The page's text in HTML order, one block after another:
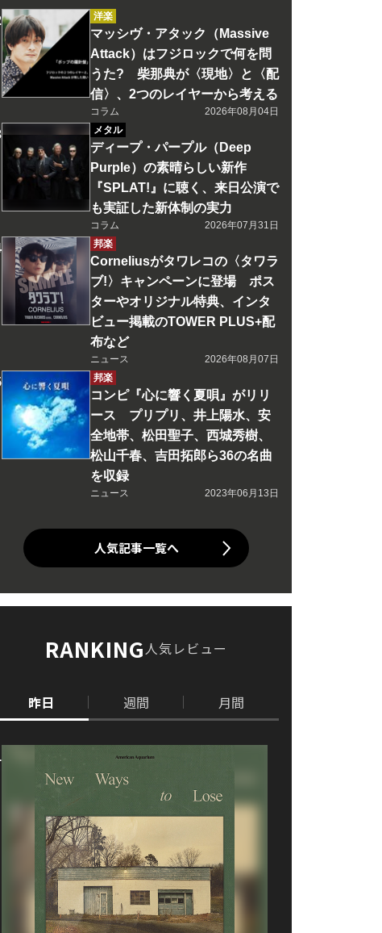
洋楽
マッシヴ・アタック（Massive
Attack）はフジロックで何を問
うた? 柴那典が〈現地〉と〈配
信〉、2つのレイヤーから考える
コラム
2026年08月04日
メタル
ディープ・パープル（Deep
Purple）の素晴らしい新作
『SPLAT!』に聴く、来日公演で
も実証した新体制の実力
コラム
2026年07月31日
邦楽
Corneliusがタワレコの〈タワラ
ブ!〉キャンペーンに登場 ポス
ターやオリジナル特典、インタ
ビュー掲載のTOWER PLUS+配
布など
ニュース
2026年08月07日
邦楽
コンピ『心に響く夏唄』がリリ
ース プリプリ、井上陽水、安
全地帯、松田聖子、西城秀樹、
松山千春、吉田拓郎ら36の名曲
を収録
ニュース 2023年06月13日
人気記事一覧へ
RANKING人気レビュー
昨日 週間 月間